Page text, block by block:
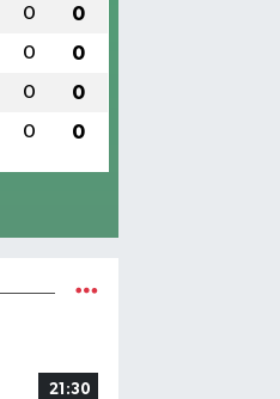
0 0
0 0
0 0
0 0
21:30